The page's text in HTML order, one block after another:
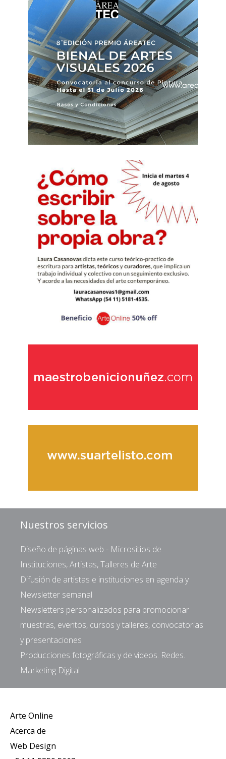
Nuestros servicios
Diseño de páginas web - Micrositios de
Instituciones, Artistas, Talleres de Arte
Difusión de artistas e instituciones en agenda y
Newsletter semanal
Newsletters personalizados para promocionar
muestras, eventos, cursos y talleres, convocatorias
y presentaciones
Producciones fotográficas y de videos. Redes.
Marketing Digital
Arte Online
Acerca de
Web Design